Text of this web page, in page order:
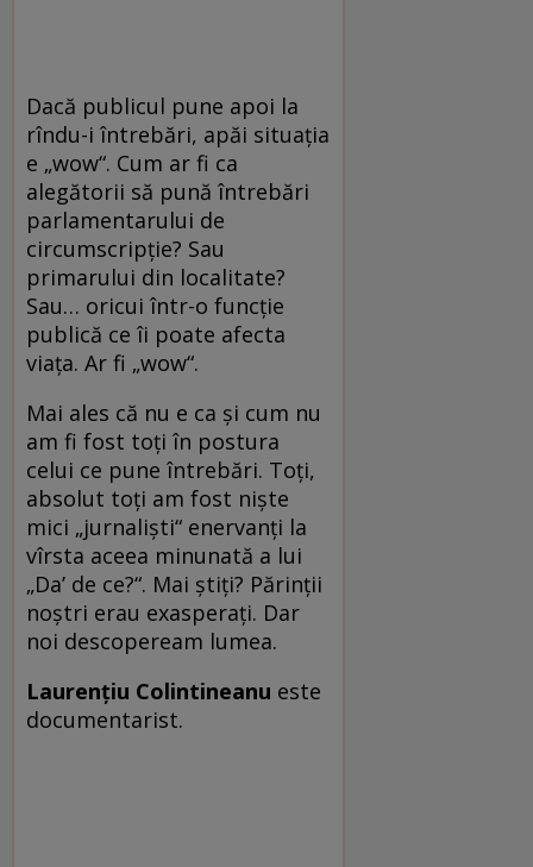
Dacă publicul pune apoi la
rîndu-i întrebări, apăi situația
e „wow“. Cum ar fi ca
alegătorii să pună întrebări
parlamentarului de
circumscripție? Sau
primarului din localitate?
Sau… oricui într-o funcție
publică ce îi poate afecta
viața. Ar fi „wow“.
Mai ales că nu e ca și cum nu
am fi fost toți în postura
celui ce pune întrebări. Toți,
absolut toți am fost niște
mici „jurnaliști“ enervanți la
vîrsta aceea minunată a lui
„Da’ de ce?“. Mai știți? Părinții
noștri erau exasperați. Dar
noi descopeream lumea.
Laurențiu Colintineanu este
documentarist.